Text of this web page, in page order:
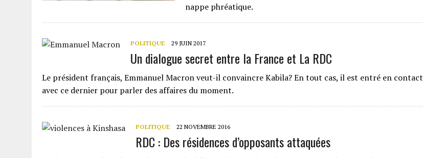
nappe phréatique.
POLITIQUE 29 JUIN 2017
Un dialogue secret entre la France et La RDC
Le président français, Emmanuel Macron veut-il convaincre Kabila? En tout cas, il est entré en contact
avec ce dernier pour parler des affaires du moment.
POLITIQUE 22 NOVEMBRE 2016
RDC : Des résidences d’opposants attaquées